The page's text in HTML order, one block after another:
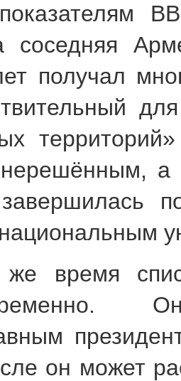
соседняя
получал
а
время
он может